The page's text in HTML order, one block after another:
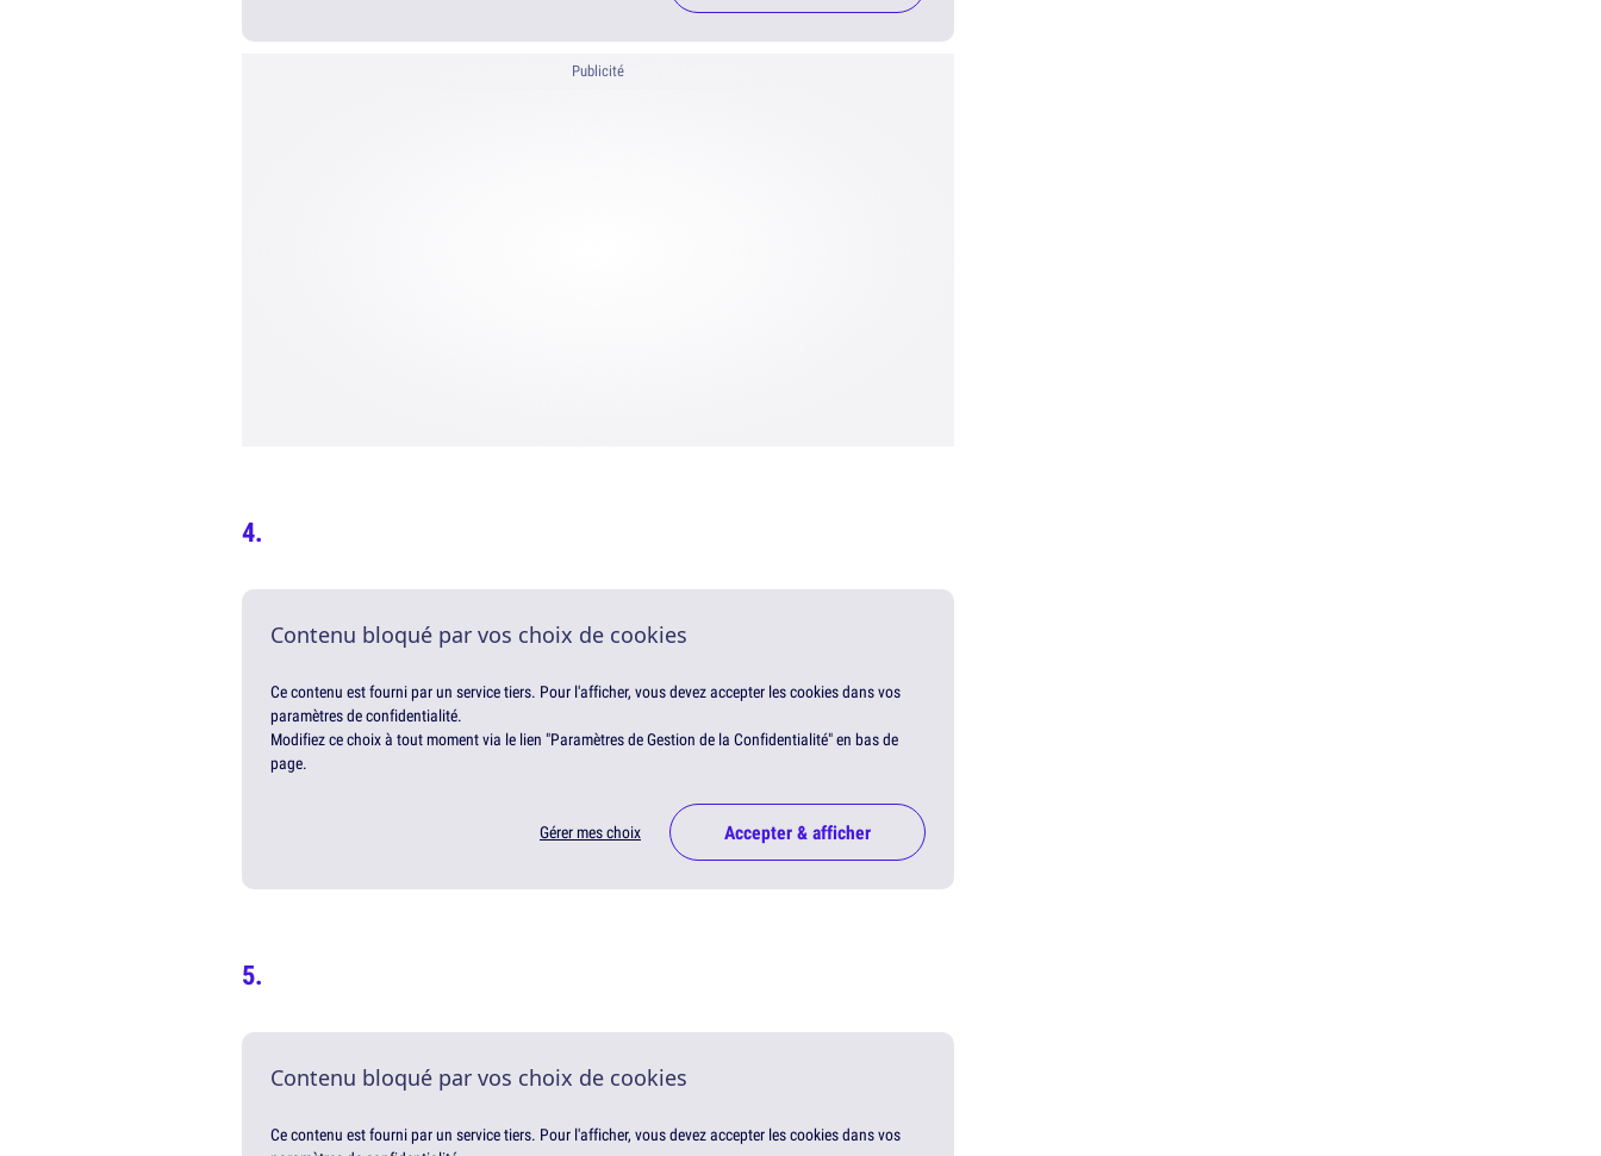
Publicité
Contenu bloqué par vos choix de cookies
Ce contenu est fourni par un service tiers. Pour l'afficher, vous devez accepter les cookies dans vos
paramètres de confidentialité.
Modifiez ce choix à tout moment via le lien "Paramètres de Gestion de la Confidentialité" en bas de
page.
Gérer mes choix Accepter & afficher
Contenu bloqué par vos choix de cookies
Ce contenu est fourni par un service tiers. Pour l'afficher, vous devez accepter les cookies dans vos